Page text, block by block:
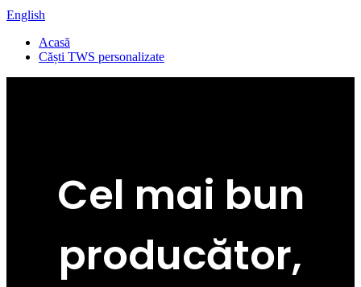
English
Acasă
Căști TWS personalizate
Cel mai bun
producător,